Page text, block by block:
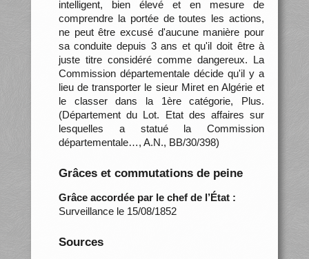
intelligent, bien élevé et en mesure de
comprendre la portée de toutes les actions,
ne peut être excusé d'aucune manière pour
sa conduite depuis 3 ans et qu'il doit être à
juste titre considéré comme dangereux. La
Commission départementale décide qu'il y a
lieu de transporter le sieur Miret en Algérie et
le classer dans la 1ère catégorie, Plus.
(Département du Lot. Etat des affaires sur
lesquelles a statué la Commission
départementale…, A.N., BB/30/398)
Grâces et commutations de peine
Grâce accordée par le chef de l’État :
Surveillance le 15/08/1852
Sources